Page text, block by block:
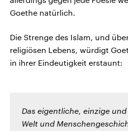
Goethe natürlich.
Die Strenge des Islam, und
religiösen Lebens, würdigt
in ihrer Eindeutigkeit erstaunt:
Das eigentliche, einzige
Welt und